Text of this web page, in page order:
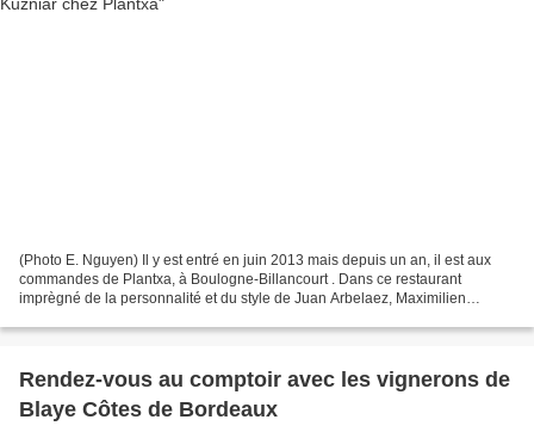
(Photo E. Nguyen) Il y est entré en juin 2013 mais depuis un an, il est aux
commandes de Plantxa, à Boulogne-Billancourt . Dans ce restaurant
imprègné de la personnalité et du style de Juan Arbelaez, Maximilien
Rendez-vous au comptoir avec les vignerons de
Blaye Côtes de Bordeaux